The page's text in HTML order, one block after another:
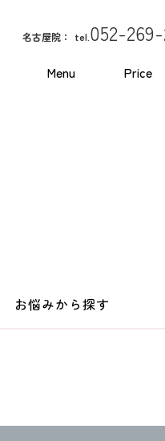
名古屋院： tel.052-
Menu Price
お悩みから探す